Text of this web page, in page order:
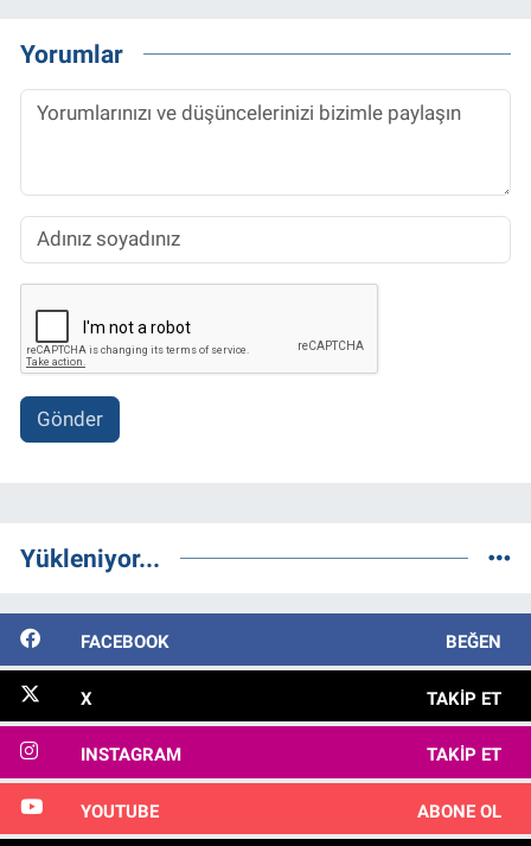
Yorumlar
Gönder
Yükleniyor...
FACEBOOK BEĞEN
X TAKIP ET
INSTAGRAM TAKIP ET
YOUTUBE ABONE OL